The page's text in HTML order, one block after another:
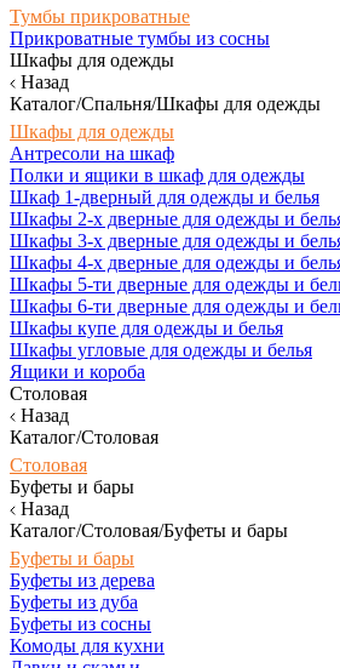
Тумбы прикроватные
Прикроватные тумбы из сосны
Шкафы для одежды
Назад
Каталог/Спальня/Шкафы для одежды
Шкафы для одежды
Антресоли на шкаф
Полки и ящики в шкаф для одежды
Шкаф 1-дверный для одежды и белья
Шкафы 2-х дверные для одежды и
Шкафы 3-х дверные для одежды и
Шкафы 4-х дверные для одежды и
Шкафы 5-ти дверные для одежды и
Шкафы 6-ти дверные для одежды и
Шкафы купе для одежды и белья
Шкафы угловые для одежды и белья
Ящики и короба
Столовая
Назад
Каталог/Столовая
Столовая
Буфеты и бары
Назад
Каталог/Столовая/Буфеты и бары
Буфеты и бары
Буфеты из дерева
Буфеты из дуба
Буфеты из сосны
Комоды для кухни